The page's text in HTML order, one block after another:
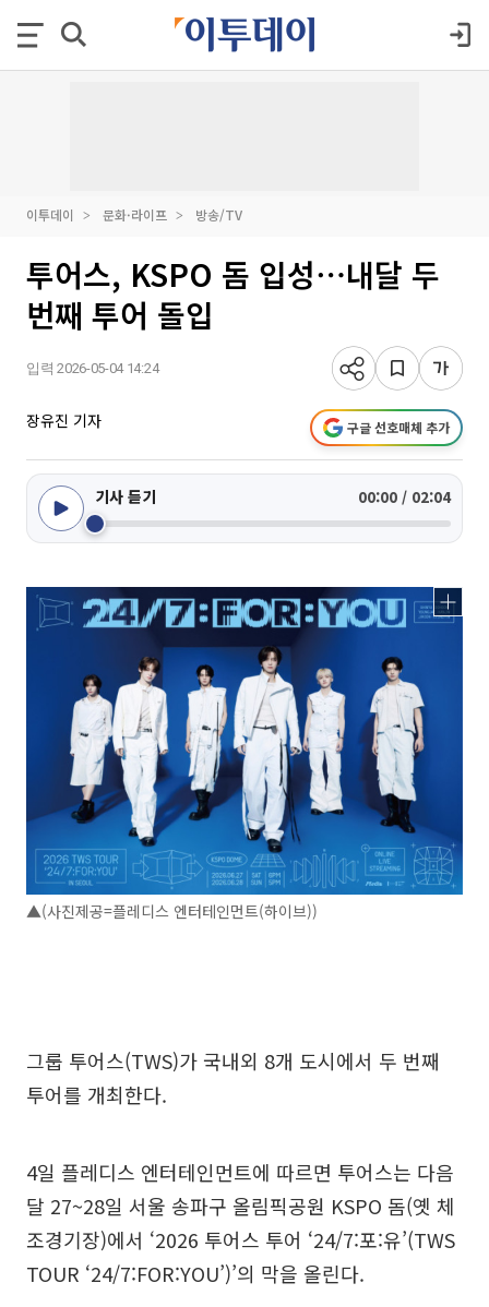
이투데이 문화·라이프 방송/TV
투어스, KSPO 돔 입성⋯내달 두
번째 투어 돌입
입력 2026-05-04 14:24
장유진 기자 구글 선호매체 추가
기사 듣기 00:00 / 02:04
▲(사진제공=플레디스 엔터테인먼트(하이브))
그룹 투어스(TWS)가 국내외 8개 도시에서 두 번째
투어를 개최한다.
4일 플레디스 엔터테인먼트에 따르면 투어스는 다음
달 27~28일 서울 송파구 올림픽공원 KSPO 돔(옛 체
조경기장)에서 ‘2026 투어스 투어 ‘24/7:포:유’(TWS
TOUR ‘24/7:FOR:YOU’)’의 막을 올린다.